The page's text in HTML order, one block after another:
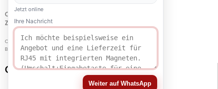
QUALITÄT
ZERTIFIZIERUNG
Copyright © 2021-2026 voohuele.com Alle Rechte vorbehalten
Beliebte Produkte-Sitemap-Speziell
Connect with Us
Jetzt online
Ihre Nachricht
Weiter auf WhatsApp